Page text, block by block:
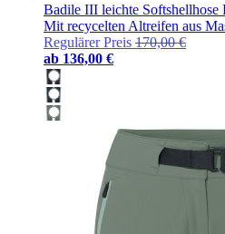
Badile III leichte Softshellhose
Mit recycelten Altreifen aus
Regulärer Preis 170,00 €
ab 136,00 €